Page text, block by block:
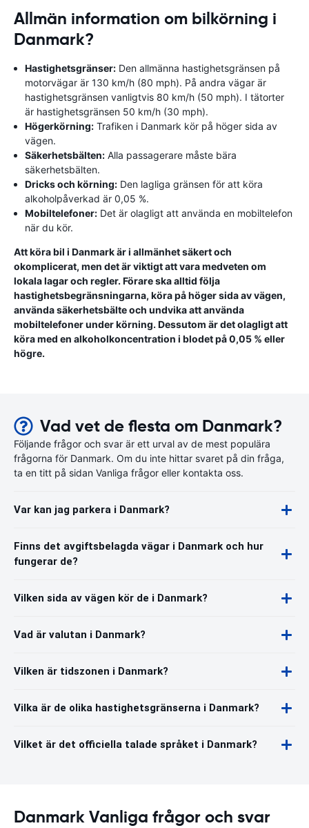
Allmän information om bilkörning i
Danmark?
Hastighetsgränser: Den allmänna hastighetsgränsen på
motorvägar är 130 km/h (80 mph). På andra vägar är
hastighetsgränsen vanligtvis 80 km/h (50 mph). I tätorter
är hastighetsgränsen 50 km/h (30 mph).
Högerkörning: Trafiken i Danmark kör på höger sida av
vägen.
Säkerhetsbälten: Alla passagerare måste bära
säkerhetsbälten.
Dricks och körning: Den lagliga gränsen för att köra
alkoholpåverkad är 0,05 %.
Mobiltelefoner: Det är olagligt att använda en mobiltelefon
när du kör.
Att köra bil i Danmark är i allmänhet säkert och
okomplicerat, men det är viktigt att vara medveten om
lokala lagar och regler. Förare ska alltid följa
hastighetsbegränsningarna, köra på höger sida av vägen,
använda säkerhetsbälte och undvika att använda
mobiltelefoner under körning. Dessutom är det olagligt att
köra med en alkoholkoncentration i blodet på 0,05 % eller
högre.
Vad vet de flesta om Danmark?
Följande frågor och svar är ett urval av de mest populära
frågorna för Danmark. Om du inte hittar svaret på din fråga,
ta en titt på sidan Vanliga frågor eller kontakta oss.
Var kan jag parkera i Danmark?
Finns det avgiftsbelagda vägar i Danmark och hur
fungerar de?
Vilken sida av vägen kör de i Danmark?
Vad är valutan i Danmark?
Vilken är tidszonen i Danmark?
Vilka är de olika hastighetsgränserna i Danmark?
Vilket är det officiella talade språket i Danmark?
Danmark Vanliga frågor och svar